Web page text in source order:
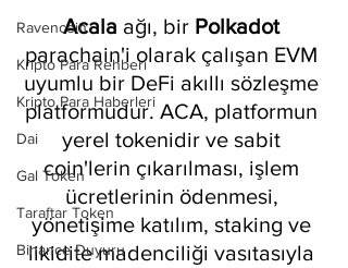
Ravencoin
Kripto Para Rehberi
Kripto Para Haberleri
Dai
Gal Token
Taraftar Token
Binance Duyuru
Acala ağı, bir Polkadot
parachain'i olarak çalışan EVM
uyumlu bir DeFi akıllı sözleşme
platformudur. ACA, platformun
yerel tokenidir ve sabit
coin'lerin çıkarılması, işlem
ücretlerinin ödenmesi,
yönetişime katılım, staking ve
likidite madenciliği vasıtasıyla